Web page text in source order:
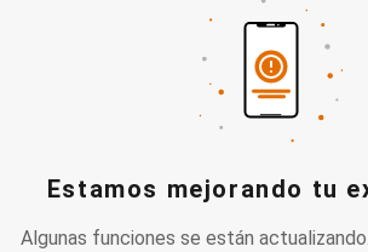
Estamos mejorando tu
Algunas funciones se están